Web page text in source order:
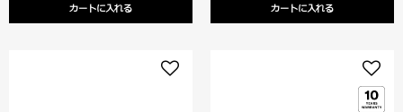
カートに入れる カートに入れる